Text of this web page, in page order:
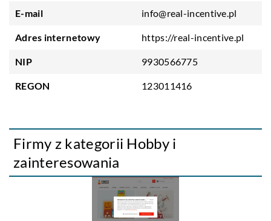
E-mail info@real-incentive.pl
Adres internetowy https://real-incentive.pl
NIP 9930566775
REGON 123011416
Firmy z kategorii Hobby i
zainteresowania